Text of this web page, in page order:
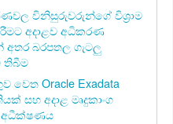
විනිසුරුවරුන්ගේ විශ්‍රාම
අදාළව අධිකරණ
බරපතල ගැටලු
තිබීම
වෙත Oracle Exadata
සහ අදාළ මෘදුකාංග
අධීක්ෂණය